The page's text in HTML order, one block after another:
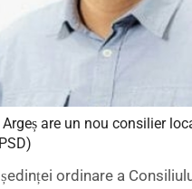
Argeș are un nou consilier
ordinare a